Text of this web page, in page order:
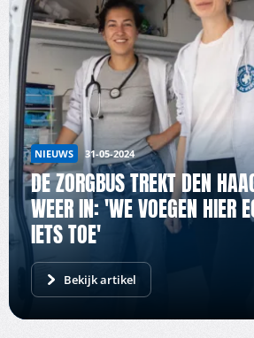
NIEUWS 31-05-2024
DE ZORGBUS TREKT DEN
WEER IN: 'WE VOEGEN HIER
IETS TOE'
Bekijk artikel